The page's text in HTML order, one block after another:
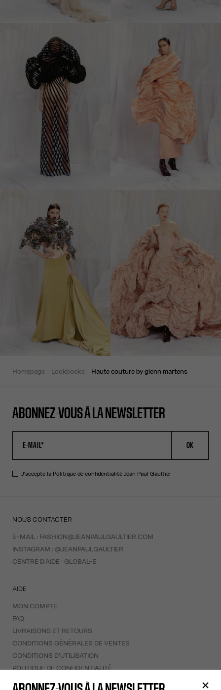
homepage lookbooks haute couture by glenn martens
ABONNEZ-VOUS À LA NEWSLETTER
OK
J'accepte la Politique de confidentialitéJean Paul Gaultier
NOUS CONTACTER
E-MAIL : FASHION@JEANPAULGAULTIER.COM
INSTAGRAM : @JEANPAULGAULTIER
CENTRE D'AIDE : GLOBAL-E
AIDE
MON COMPTE
FAQ
LIVRAISONS ET RETOURS
CONDITIONS GÉNÉRALES DE VENTES
CONDITIONS D'UTILISATION
POLITIQUE DE CONFIDENTIALITÉ
FORMULAIRE DE RÉTRACTATION